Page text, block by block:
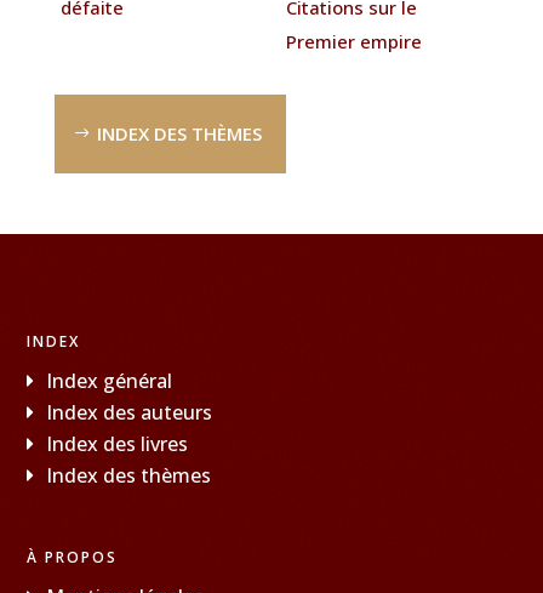
défaite
Citations sur le
Premier empire
INDEX DES THÈMES
INDEX
Index général
Index des auteurs
Index des livres
Index des thèmes
À PROPOS